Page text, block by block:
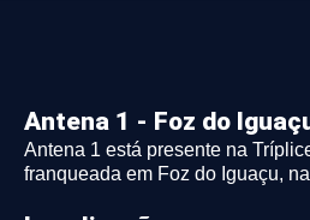
Antena 1 - Foz do
Antena 1 está presente na
franqueada em Foz do Iguaçu,